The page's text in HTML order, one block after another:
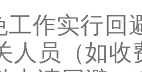
工作实行回
人员（如